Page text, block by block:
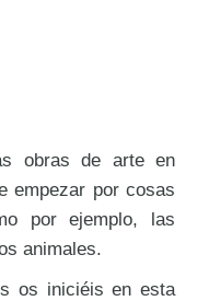
obras de arte en
empezar por cosas
por ejemplo, las
animales.
os iniciéis en esta